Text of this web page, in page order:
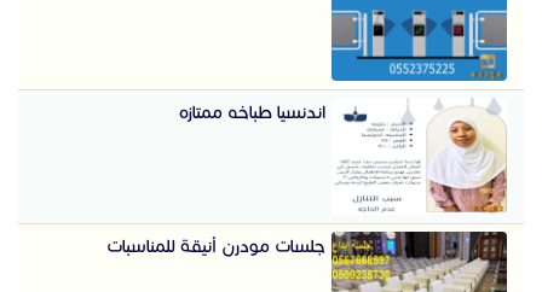
اندنسيا طباخه ممتازه
جلسات مودرن أنيقة للمناسبات